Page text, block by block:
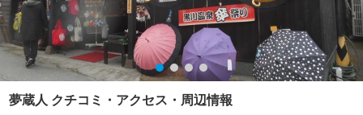
夢蔵人 クチコミ・アクセス・周辺情報